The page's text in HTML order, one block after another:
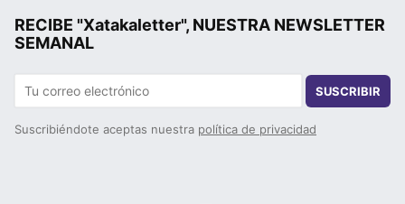
RECIBE "Xatakaletter", NUESTRA NEWSLETTER
SEMANAL
SUSCRIBIR
Suscribiéndote aceptas nuestra política de privacidad